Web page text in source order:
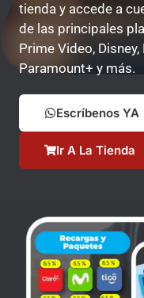
tienda y accede a
de las principales
Prime Video,
Paramount+ y más.
Escríbenos YA
Ir A La Tienda